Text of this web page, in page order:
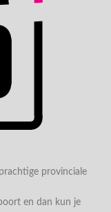
provinciale
en dan kun je